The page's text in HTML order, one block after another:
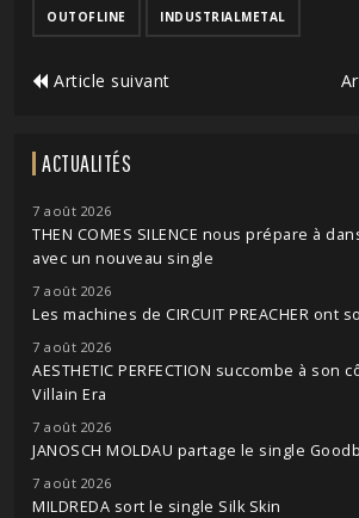
OUTOFLINE INDUSTRIALMETAL
Article suivant
ACTUALITÉS
7 août 2026
THEN COMES SILENCE nous prépare à
avec un nouveau single
7 août 2026
Les machines de CIRCUIT PREACHER ont
7 août 2026
AESTHETIC PERFECTION succombe à son
Villain Era
7 août 2026
JANOSCH MOLDAU partage le single
7 août 2026
MILDREDA sort le single Silk Skin